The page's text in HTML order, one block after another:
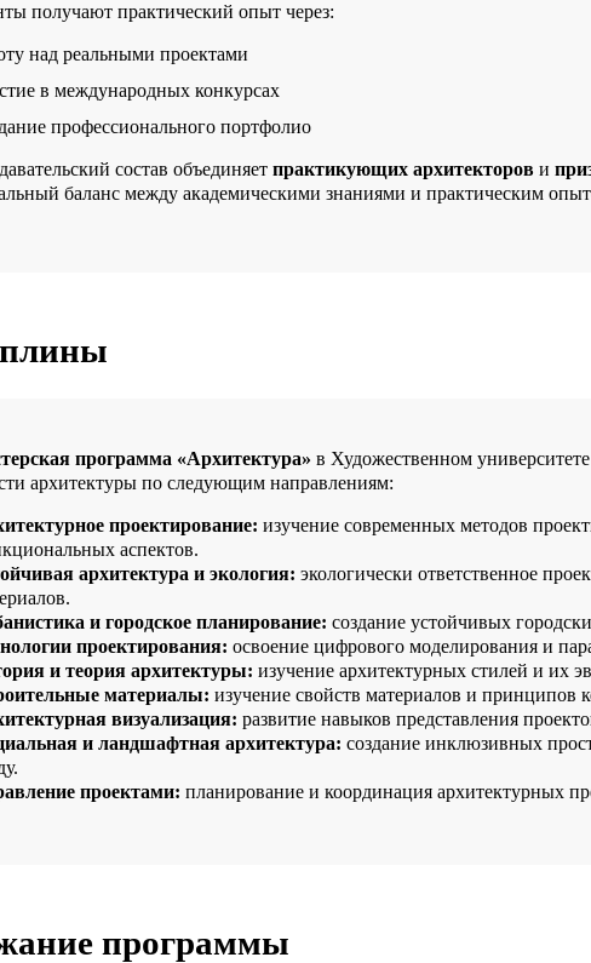
получают практический опыт через:
над реальными проектами
в международных конкурсах
профессионального портфолио
состав объединяет практикующих архитекторови
баланс между академическими знаниями и практическим
программа «Архитектура» в Художественном
архитектуры по следующим направлениям:
проектирование: изучение современных методов
аспектов.
архитектура и экология: экологически ответственное
и городское планирование: создание устойчивых
проектирования: освоение цифрового моделирования и
и теория архитектуры: изучение архитектурных стилей и их
материалы: изучение свойств материалов и принципов
визуализация: развитие навыков представления
и ландшафтная архитектура: создание инклюзивных
проектами: планирование и координация архитектурных
программы